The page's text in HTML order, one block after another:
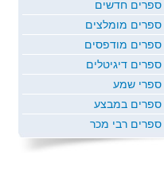
ספרים חדשים
ספרים מומלצים
ספרים מודפסים
ספרים דיגיטלים
ספרי שמע
ספרים במבצע
ספרים רבי מכר